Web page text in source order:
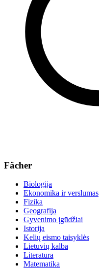
Fächer
Biologija
Ekonomika ir verslumas
Fizika
Geografija
Gyvenimo įgūdžiai
Istorija
Kelių eismo taisyklės
Lietuvių kalba
Literatūra
Matematika